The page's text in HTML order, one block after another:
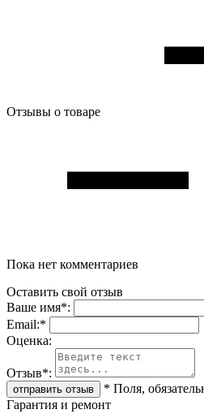
Отзывы о товаре
Пока нет комментариев
Оставить свой отзыв
Ваше имя*:
Email:*
Oценка:
Отзыв*:
* Поля,
Гарантия и ремонт